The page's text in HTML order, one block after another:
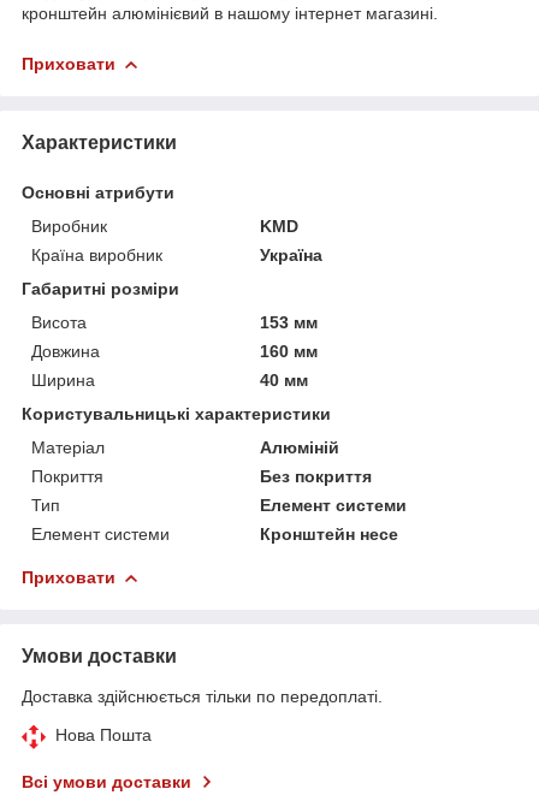
кронштейн алюмінієвий в нашому інтернет магазині.
Приховати
Характеристики
Основні атрибути
Виробник
KMD
Країна виробник
Україна
Габаритні розміри
Висота
153 мм
Довжина
160 мм
Ширина
40 мм
Користувальницькі характеристики
Матеріал
Алюміній
Покриття
Без покриття
Тип
Елемент системи
Елемент системи
Кронштейн несе
Приховати
Умови доставки
Доставка здійснюється тільки по передоплаті.
Нова Пошта
Всі умови доставки